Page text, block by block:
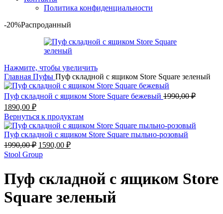
Политика конфиденциальности
-20%Распроданный
Нажмите, чтобы увеличить
Главная Пуфы Пуф складной с ящиком Store Square зеленый
Пуф складной с ящиком Store Square бежевый 1990,00₽
1890,00 ₽
Вернуться к продуктам
Пуф складной с ящиком Store Square пыльно-розовый
1990,00₽ 1590,00 ₽
Stool Group
Пуф складной с ящиком Store
Square зеленый